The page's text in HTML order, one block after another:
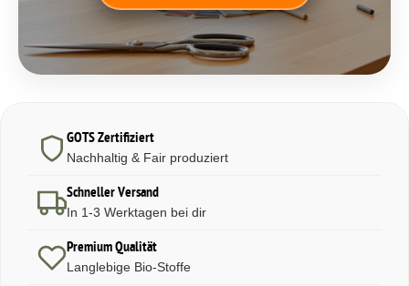
GOTS Zertifiziert
Nachhaltig & Fair produziert
Schneller Versand
In 1-3 Werktagen bei dir
Premium Qualität
Langlebige Bio-Stoffe